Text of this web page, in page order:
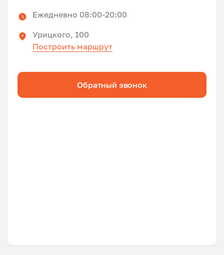
Ежедневно 08:00-20:00
Урицкого, 100
Построить маршрут
Обратный звонок